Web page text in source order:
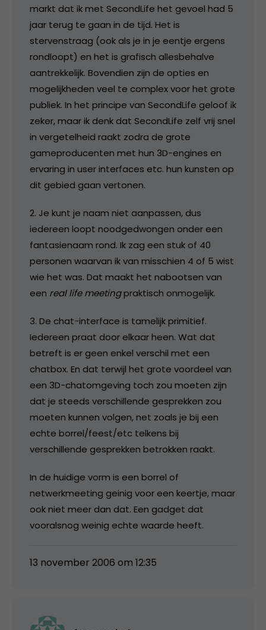
markt dat ik met SecondLife het gevoel had 5
jaar terug te gaan in de tijd. Het is
stervenstraag (ook als je in je eentje ergens
rondloopt) en het is grafisch allesbehalve
aantrekkelijk. Bovendien zijn de opties en
mogelijkheden veel te complex voor het grote
publiek. In het principe van SecondLife geloof ik
zeker, maar ik denk dat SecondLife zelf vrij snel
in vergetelheid raakt zodra de grote
gameproducenten met hun 3D-engines en
ervaring in user interfaces etc. hun kunsten op
dit gebied gaan vertonen.
2. Je kunt je naam niet aanpassen, dus
iedereen loopt noodgedwongen onder een
fantasienaam rond. Ik zag een stuk of 40
personen waarvan ik van misschien 4 of 5 wist
wie het was. Dat maakt het nabootsen van
een real life meetingpraktisch onmogelijk.
3. De chat-interface is tamelijk primitief.
Iedereen praat door elkaar heen. Wat dat
betreft is er geen enkel verschil met een
chatbox. En dat terwijl het grote voordeel van
een 3D-chatomgeving toch zou moeten zijn
dat je steeds verschillende gesprekken zou
moeten kunnen volgen, net zoals je bij een
echte borrel/feest/etc telkens bij
verschillende gesprekken betrokken raakt.
In de huidige vorm is een borrel of
netwerkmeeting geinig voor een keertje, maar
ook niet meer dan dat. Een gadget dat
vooralsnog weinig echte waarde heeft.
13 november 2006 om 12:35